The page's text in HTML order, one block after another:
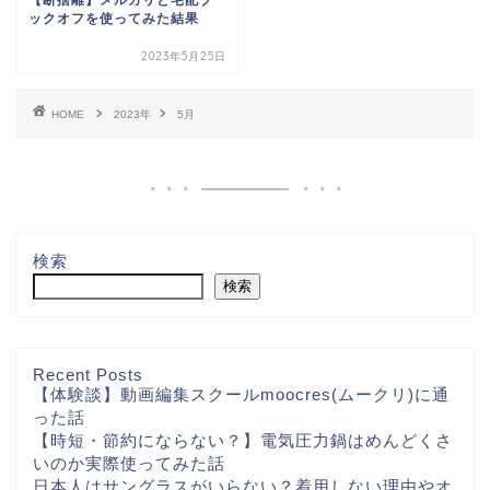
ックオフを使ってみた結果
2023年5月25日
HOME 2023年 5月
検索
検索
Recent Posts
【体験談】動画編集スクールmoocres(ムークリ)に通
った話
【時短・節約にならない？】電気圧力鍋はめんどくさ
いのか実際使ってみた話
日本人はサングラスがいらない？着用しない理由やオ